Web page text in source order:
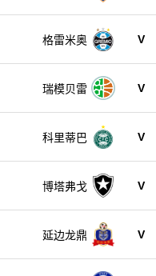
格雷米奥 V
瑞模贝雷 V
科里蒂巴 V
博塔弗戈 V
延边龙鼎 V